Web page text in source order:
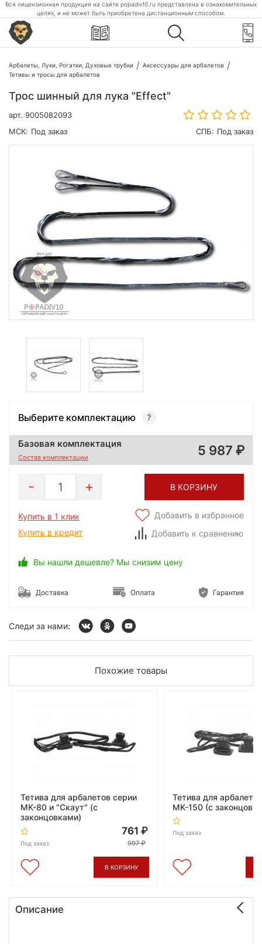
Вся лицензионная продукция на сайте popadiv10.ru представлена в ознакомительных
целях, и не может быть приобретена дистанционным способом.
Арбалеты, Луки, Рогатки, Духовые трубки
Аксессуары для арбалетов
Тетивы и тросы для арбалетов
Трос шинный для лука "Effect"
арт. 9005082093
МСК: Под заказ СПБ: Под заказ
Выберите комплектацию
Базовая комплектация
Состав комплектации 5 987
1 В КОРЗИНУ
Купить в 1 клик
Купить в кредит
Добавить в избранное
Добавить к сравнению
Вы нашли дешевле? Мы снизим цену
Доставка Оплата Гарантия
Следи за нами:
Похожие товары
Тетива для арбалетов серии
MK-80 и "Скаут" (с
законцовками)
Под заказ
761
997
В КОРЗИНУ
Тетива для
MK-150 (с
Под заказ
Описание